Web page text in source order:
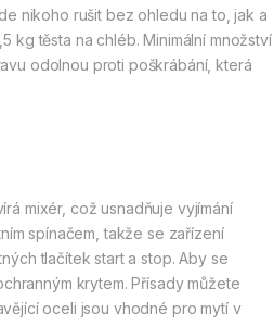
nikoho rušit bez ohledu na to, jak a
kg těsta na chléb. Minimální množství
odolnou proti poškrábání, která
mixér, což usnadňuje vyjímání
spínačem, takže se zařízení
tlačítek start a stop. Aby se
krytem. Přísady můžete
oceli jsou vhodné pro mytí v